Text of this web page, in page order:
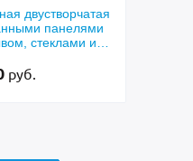
Входная утепленная
белыми
плитами МДФ (окрас